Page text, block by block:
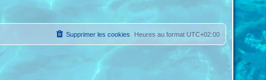
Heures au format UTC+02:00
Supprimer les cookies